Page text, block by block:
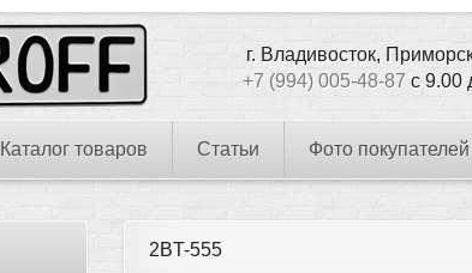
г. Владивосток,
+7 (994) 005-48-87 с 9.00
Каталог товаров Статьи Фото покупателей
2BT-555